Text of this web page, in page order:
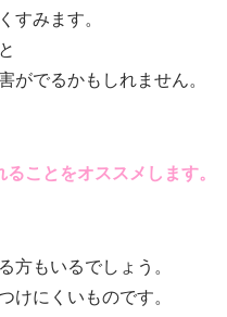
すみます。
がでるかもしれません。
ことをオススメします。
方もいるでしょう。
けにくいものです。